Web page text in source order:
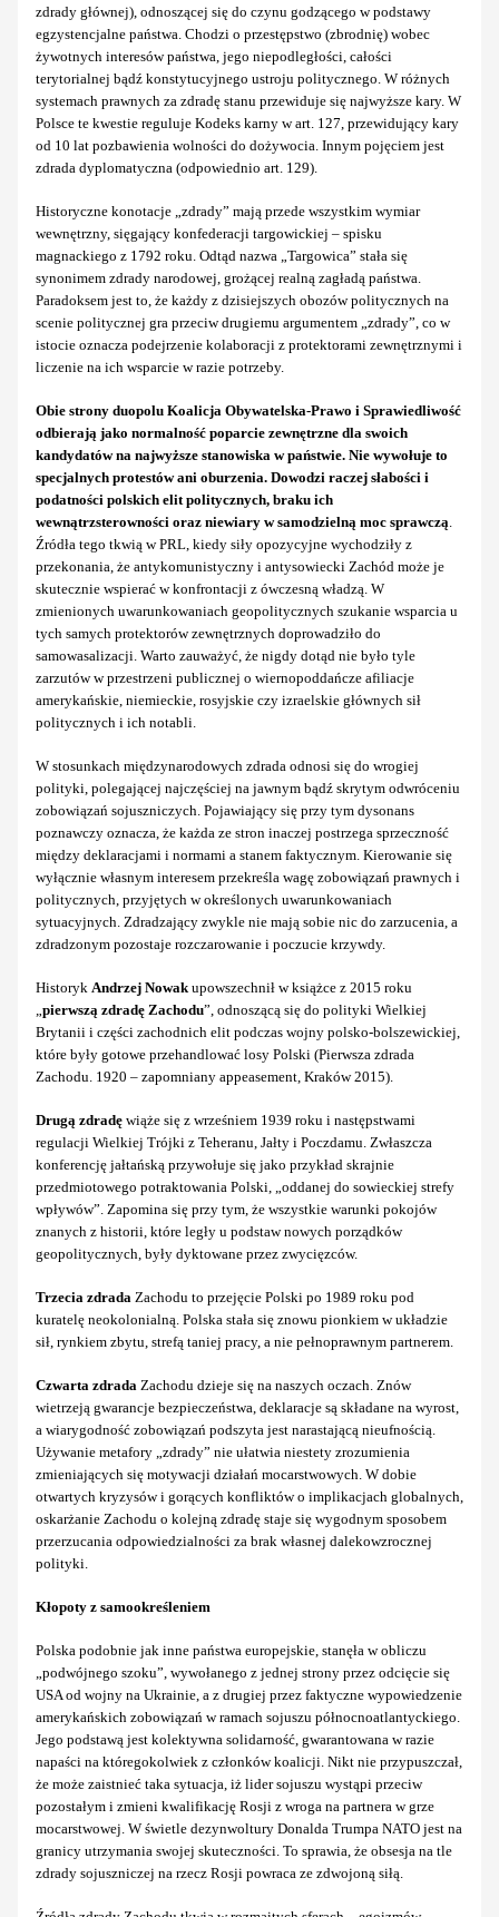
zdrady głównej), odnoszącej się do czynu godzącego w podstawy
egzystencjalne państwa. Chodzi o przestępstwo (zbrodnię) wobec
żywotnych interesów państwa, jego niepodległości, całości
terytorialnej bądź konstytucyjnego ustroju politycznego. W różnych
systemach prawnych za zdradę stanu przewiduje się najwyższe kary. W
Polsce te kwestie reguluje Kodeks karny w art. 127, przewidujący kary
od 10 lat pozbawienia wolności do dożywocia. Innym pojęciem jest
zdrada dyplomatyczna (odpowiednio art. 129).
Historyczne konotacje „zdrady” mają przede wszystkim wymiar
wewnętrzny, sięgający konfederacji targowickiej – spisku
magnackiego z 1792 roku. Odtąd nazwa „Targowica” stała się
synonimem zdrady narodowej, grożącej realną zagładą państwa.
Paradoksem jest to, że każdy z dzisiejszych obozów politycznych na
scenie politycznej gra przeciw drugiemu argumentem „zdrady”, co w
istocie oznacza podejrzenie kolaboracji z protektorami zewnętrznymi i
liczenie na ich wsparcie w razie potrzeby.
Obie strony duopolu Koalicja Obywatelska-Prawo i Sprawiedliwość
odbierają jako normalność poparcie zewnętrzne dla swoich
kandydatów na najwyższe stanowiska w państwie. Nie wywołuje to
specjalnych protestów ani oburzenia. Dowodzi raczej słabości i
podatności polskich elit politycznych, braku ich
wewnątrzsterowności oraz niewiary w samodzielną moc sprawczą.
Źródła tego tkwią w PRL, kiedy siły opozycyjne wychodziły z
przekonania, że antykomunistyczny i antysowiecki Zachód może je
skutecznie wspierać w konfrontacji z ówczesną władzą. W
zmienionych uwarunkowaniach geopolitycznych szukanie wsparcia u
tych samych protektorów zewnętrznych doprowadziło do
samowasalizacji. Warto zauważyć, że nigdy dotąd nie było tyle
zarzutów w przestrzeni publicznej o wiernopoddańcze afiliacje
amerykańskie, niemieckie, rosyjskie czy izraelskie głównych sił
politycznych i ich notabli.
W stosunkach międzynarodowych zdrada odnosi się do wrogiej
polityki, polegającej najczęściej na jawnym bądź skrytym odwróceniu
zobowiązań sojuszniczych. Pojawiający się przy tym dysonans
poznawczy oznacza, że każda ze stron inaczej postrzega sprzeczność
między deklaracjami i normami a stanem faktycznym. Kierowanie się
wyłącznie własnym interesem przekreśla wagę zobowiązań prawnych i
politycznych, przyjętych w określonych uwarunkowaniach
sytuacyjnych. Zdradzający zwykle nie mają sobie nic do zarzucenia, a
zdradzonym pozostaje rozczarowanie i poczucie krzywdy.
Historyk Andrzej Nowakupowszechnił w książce z 2015 roku
„pierwszą zdradę Zachodu”, odnoszącą się do polityki Wielkiej
Brytanii i części zachodnich elit podczas wojny polsko-bolszewickiej,
które były gotowe przehandlować losy Polski (Pierwsza zdrada
Zachodu. 1920 – zapomniany appeasement, Kraków 2015).
Drugą zdradę wiąże się z wrześniem 1939 roku i następstwami
regulacji Wielkiej Trójki z Teheranu, Jałty i Poczdamu. Zwłaszcza
konferencję jałtańską przywołuje się jako przykład skrajnie
przedmiotowego potraktowania Polski, „oddanej do sowieckiej strefy
wpływów”. Zapomina się przy tym, że wszystkie warunki pokojów
znanych z historii, które legły u podstaw nowych porządków
geopolitycznych, były dyktowane przez zwycięzców.
Trzecia zdrada Zachodu to przejęcie Polski po 1989 roku pod
kuratelę neokolonialną. Polska stała się znowu pionkiem w układzie
sił, rynkiem zbytu, strefą taniej pracy, a nie pełnoprawnym partnerem.
Czwarta zdrada Zachodu dzieje się na naszych oczach. Znów
wietrzeją gwarancje bezpieczeństwa, deklaracje są składane na wyrost,
a wiarygodność zobowiązań podszyta jest narastającą nieufnością.
Używanie metafory „zdrady” nie ułatwia niestety zrozumienia
zmieniających się motywacji działań mocarstwowych. W dobie
otwartych kryzysów i gorących konfliktów o implikacjach globalnych,
oskarżanie Zachodu o kolejną zdradę staje się wygodnym sposobem
przerzucania odpowiedzialności za brak własnej dalekowzrocznej
polityki.
Kłopoty z samookreśleniem
Polska podobnie jak inne państwa europejskie, stanęła w obliczu
„podwójnego szoku”, wywołanego z jednej strony przez odcięcie się
USA od wojny na Ukrainie, a z drugiej przez faktyczne wypowiedzenie
amerykańskich zobowiązań w ramach sojuszu północnoatlantyckiego.
Jego podstawą jest kolektywna solidarność, gwarantowana w razie
napaści na któregokolwiek z członków koalicji. Nikt nie przypuszczał,
że może zaistnieć taka sytuacja, iż lider sojuszu wystąpi przeciw
pozostałym i zmieni kwalifikację Rosji z wroga na partnera w grze
mocarstwowej. W świetle dezynwoltury Donalda Trumpa NATO jest na
granicy utrzymania swojej skuteczności. To sprawia, że obsesja na tle
zdrady sojuszniczej na rzecz Rosji powraca ze zdwojoną siłą.